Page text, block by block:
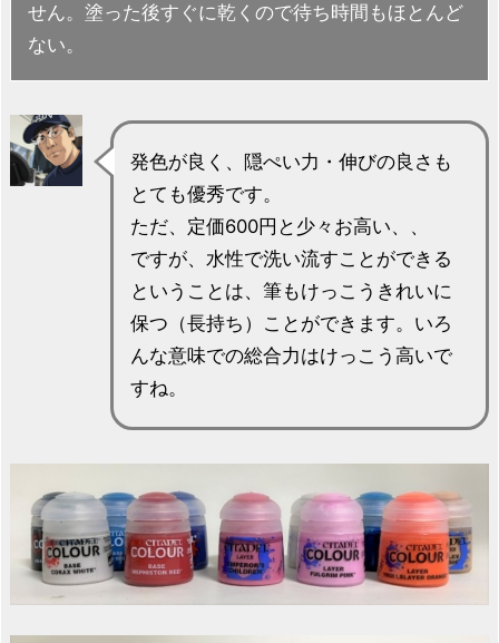
せん。塗った後すぐに乾くので待ち時間もほとんど
ない。
発色が良く、隠ぺい力・伸びの良さも
とても優秀です。
ただ、定価600円と少々お高い、、
ですが、水性で洗い流すことができる
ということは、筆もけっこうきれいに
保つ（長持ち）ことができます。いろ
んな意味での総合力はけっこう高いで
すね。